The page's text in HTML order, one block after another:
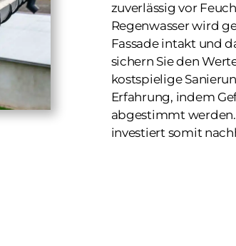
zuverlässig vor
Regenwasser wird
Fassade intakt und
sichern Sie den
kostspielige
Erfahrung, indem
abgestimmt
investiert somit